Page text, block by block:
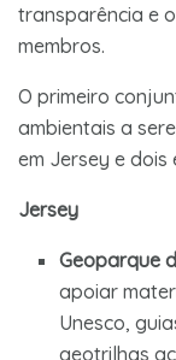
transparência e
membros.
O primeiro
ambientais a
em Jersey e dois
Jersey
Geoparque
apoiar
Unesco,
geotrilhas